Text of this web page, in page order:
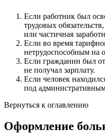
Если работник был
трудовых
или частичная
Если во время
нетрудоспособным на
Если гражданин был
не получал зарплату.
Если человек
под
Вернуться к оглавлению
Оформление